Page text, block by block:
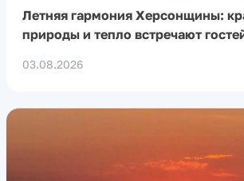
Летняя гармония Херсонщины:
природы и тепло встречают
03.08.2026